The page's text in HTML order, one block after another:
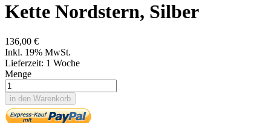
Kette Nordstern, Silber
136,00 €
Inkl. 19% MwSt.
Lieferzeit: 1 Woche
Menge
in den Warenkorb